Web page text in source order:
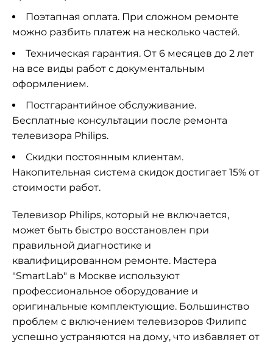
Поэтапная оплата. При сложном ремонте
можно разбить платеж на несколько частей.
Техническая гарантия. От 6 месяцев до 2 лет
на все виды работ с документальным
оформлением.
Постгарантийное обслуживание.
Бесплатные консультации после ремонта
телевизора Philips.
Скидки постоянным клиентам.
Накопительная система скидок достигает 15% от
стоимости работ.
Телевизор Philips, который не включается,
может быть быстро восстановлен при
правильной диагностике и
квалифицированном ремонте. Мастера
"SmartLab" в Москве используют
профессиональное оборудование и
оригинальные комплектующие. Большинство
проблем с включением телевизоров Филипс
успешно устраняются на дому, что избавляет от